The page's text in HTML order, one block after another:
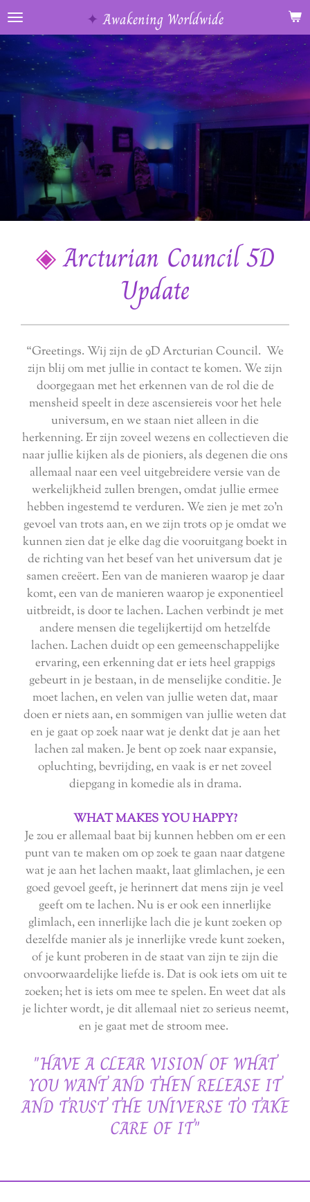
Ga
direct
hoofdinhoud
✦ Awakening Worldwide
◈Arcturian Council 5D
Update
“Greetings. Wij zijn de 9D Arcturian Council. We
zijn blij om met jullie in contact te komen. We zijn
doorgegaan met het erkennen van de rol die de
mensheid speelt in deze ascensiereis voor het hele
universum, en we staan ​​niet alleen in die
herkenning. Er zijn zoveel wezens en collectieven die
naar jullie kijken als de pioniers, als degenen die ons
allemaal naar een veel uitgebreidere versie van de
werkelijkheid zullen brengen, omdat jullie ermee
hebben ingestemd te verduren. We zien je met zo'n
gevoel van trots aan, en we zijn trots op je omdat we
kunnen zien dat je elke dag die vooruitgang boekt in
de richting van het besef van het universum dat je
samen creëert. Een van de manieren waarop je daar
komt, een van de manieren waarop je exponentieel
uitbreidt, is door te lachen. Lachen verbindt je met
andere mensen die tegelijkertijd om hetzelfde
lachen. Lachen duidt op een gemeenschappelijke
ervaring, een erkenning dat er iets heel grappigs
gebeurt in je bestaan, in de menselijke conditie. Je
moet lachen, en velen van jullie weten dat, maar
doen er niets aan, en sommigen van jullie weten dat
en je gaat op zoek naar wat je denkt dat je aan het
lachen zal maken. Je bent op zoek naar expansie,
opluchting, bevrijding, en vaak is er net zoveel
diepgang in komedie als in drama.
WHAT MAKES YOU HAPPY?
Je zou er allemaal baat bij kunnen hebben om er een
punt van te maken om op zoek te gaan naar datgene
wat je aan het lachen maakt, laat glimlachen, je een
goed gevoel geeft, je herinnert dat mens zijn je veel
geeft om te lachen. Nu is er ook een innerlijke
glimlach, een innerlijke lach die je kunt zoeken op
dezelfde manier als je innerlijke vrede kunt zoeken,
of je kunt proberen in de staat van zijn te zijn die
onvoorwaardelijke liefde is. Dat is ook iets om uit te
zoeken; het is iets om mee te spelen. En weet dat als
je lichter wordt, je dit allemaal niet zo serieus neemt,
en je gaat met de stroom mee.
"HAVE A CLEAR VISION OF WHAT
YOU WANT AND THEN RELEASE IT
AND TRUST THE UNIVERSE TO TAKE
CARE OF IT"